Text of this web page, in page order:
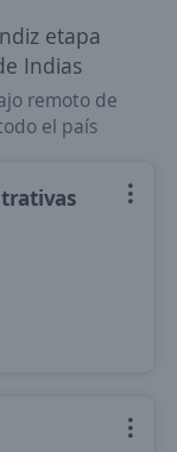
etapa
Indias
remoto de
el país